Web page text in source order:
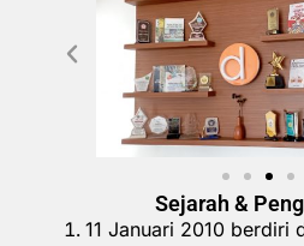
Sejarah &
11 Januari 2010 berdiri